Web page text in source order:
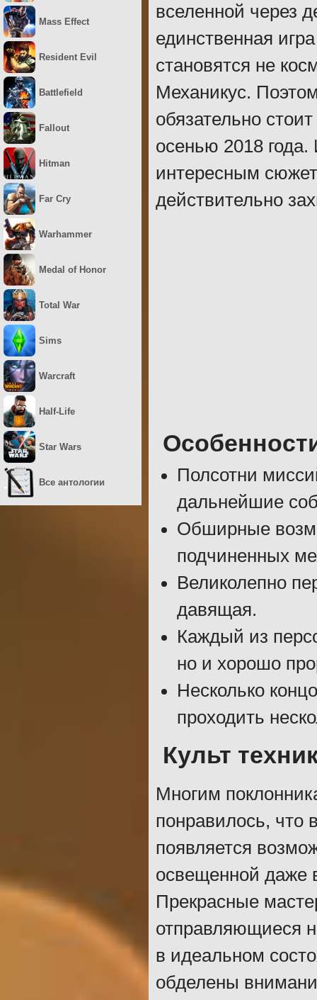
вселенной через
единственная
становятся не
Механикус.
обязательно
осенью 2018
интересным
действительно
Полсотни
дальнейшие
Обширные
подчиненных
Великолепно
давящая.
Каждый из
но и хорошо
Несколько
проходить
Культ
Многим
понравилось, что
появляется
освещенной даже
Прекрасные
отправляющиеся
в идеальном
обделены
Mass Effect
Resident Evil
Battlefield
Fallout
Hitman
Far Cry
Warhammer
Medal of Honor
Total War
Sims
Warcraft
Half-Life
Star Wars
Все антологии